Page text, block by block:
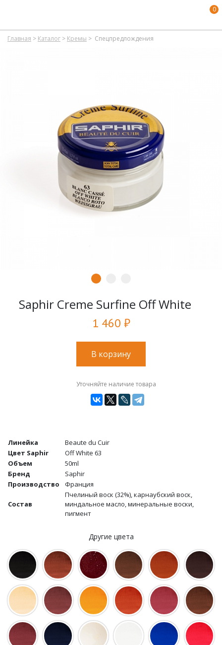
0
Главная > Каталог > Кремы > Спецпредлождения
Saphir Creme Surfine Off White
1 460 ₽
В корзину
Уточняйте наличие товара
Линейка
Beaute du Cuir
Цвет Saphir
Off White 63
Объем
50ml
Бренд
Saphir
Производство
Франция
Состав
Пчелиный воск (32%), карнаубский воск,
миндальное масло, минеральные воски,
пигмент
Другие цвета